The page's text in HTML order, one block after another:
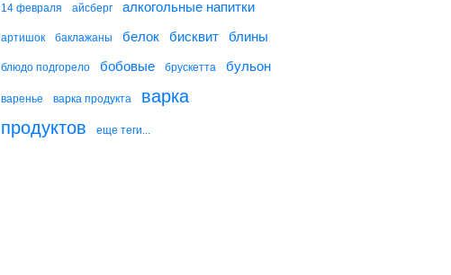
Шарики из сыра
14 февраля айсберг алкогольные напитки
артишок баклажаны белок бисквит блины
блюдо подгорело бобовые брускетта бульон
варенье варка продукта
варка
продуктов
еще теги...